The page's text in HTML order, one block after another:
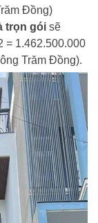
Đồng)
trọn gói sẽ
= 1.462.500.000
Trăm Đồng).